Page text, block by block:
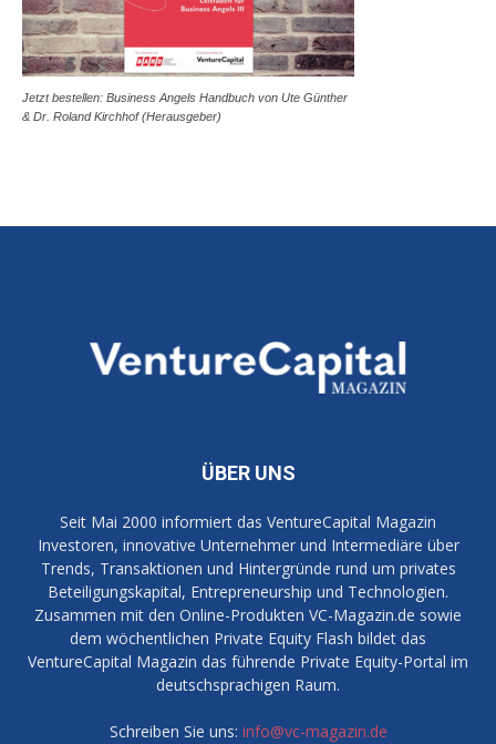
Jetzt bestellen: Business Angels Handbuch von Ute Günther
& Dr. Roland Kirchhof (Herausgeber)
ÜBER UNS
Seit Mai 2000 informiert das VentureCapital Magazin
Investoren, innovative Unternehmer und Intermediäre über
Trends, Transaktionen und Hintergründe rund um privates
Beteiligungskapital, Entrepreneurship und Technologien.
Zusammen mit den Online-Produkten VC-Magazin.de sowie
dem wöchentlichen Private Equity Flash bildet das
VentureCapital Magazin das führende Private Equity-Portal im
deutschsprachigen Raum.
Schreiben Sie uns: info@vc-magazin.de